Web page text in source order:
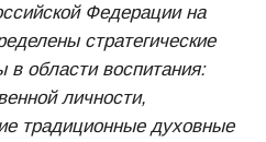
Федерации на
стратегические
в области воспитания:
личности,
традиционные духовные